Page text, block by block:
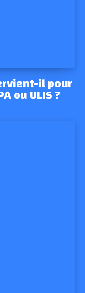
il pour
ou ULIS ?